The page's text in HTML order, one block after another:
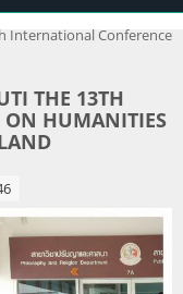
International Conference
THE 13TH
ON HUMANITIES